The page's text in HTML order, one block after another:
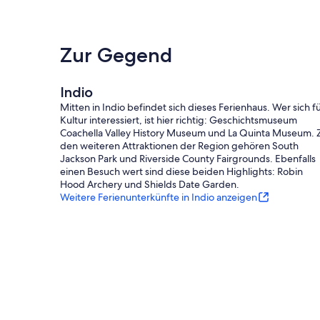
Zur Gegend
Indio
Mitten in Indio befindet sich dieses Ferienhaus. Wer sich
Kultur interessiert, ist hier richtig: Geschichtsmuseum
Coachella Valley History Museum und La Quinta Museum.
den weiteren Attraktionen der Region gehören South
Jackson Park und Riverside County Fairgrounds. Ebenfalls
einen Besuch wert sind diese beiden Highlights: Robin
Hood Archery und Shields Date Garden.
Weitere Ferienunterkünfte in Indio anzeigen